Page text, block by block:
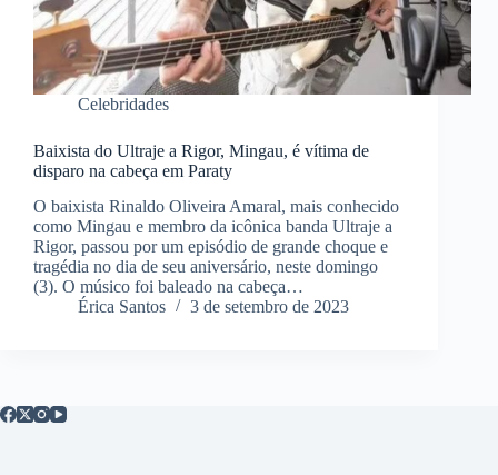
Celebridades
Baixista do Ultraje a Rigor, Mingau, é vítima de
disparo na cabeça em Paraty
O baixista Rinaldo Oliveira Amaral, mais conhecido
como Mingau e membro da icônica banda Ultraje a
Rigor, passou por um episódio de grande choque e
tragédia no dia de seu aniversário, neste domingo
(3). O músico foi baleado na cabeça…
Érica Santos
3 de setembro de 2023